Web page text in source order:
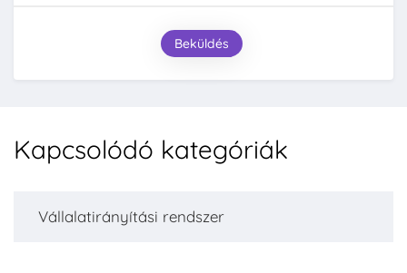
Beküldés
Kapcsolódó kategóriák
Vállalatirányítási rendszer